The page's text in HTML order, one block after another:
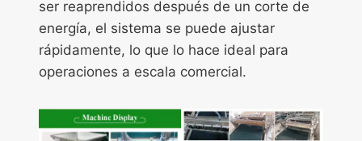
ser reaprendidos después de un corte de
energía, el sistema se puede ajustar
rápidamente, lo que lo hace ideal para
operaciones a escala comercial.